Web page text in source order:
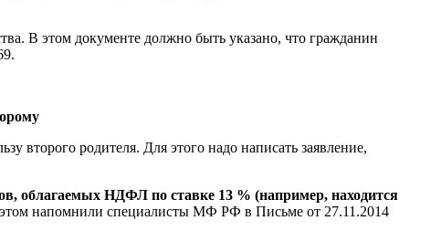
В этом документе должно быть указано, что гражданин
второго родителя. Для этого надо написать заявление,
облагаемых НДФЛ по ставке 13 % (например, находится
напомнили специалисты МФ РФ в Письме от 27.11.2014